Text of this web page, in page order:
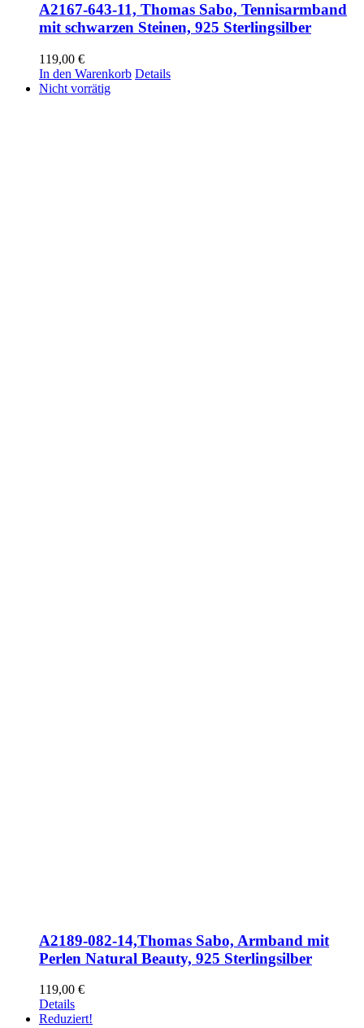
A2167-643-11, Thomas Sabo, Tennisarmband
mit schwarzen Steinen, 925 Sterlingsilber
119,00 €
In den Warenkorb Details
Nicht vorrätig
A2189-082-14,Thomas Sabo, Armband mit
Perlen Natural Beauty, 925 Sterlingsilber
119,00 €
Details
Reduziert!